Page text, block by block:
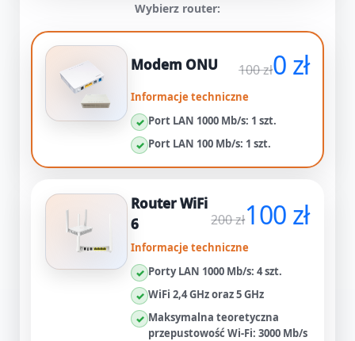
Wybierz router:
Modem ONU 100 zł0 zł
Informacje techniczne
✓ Port LAN 1000 Mb/s: 1 szt.
✓ Port LAN 100 Mb/s: 1 szt.
Router WiFi
6
200 zł100 zł
Informacje techniczne
✓ Porty LAN 1000 Mb/s: 4 szt.
✓ WiFi 2,4 GHz oraz 5 GHz
✓ Maksymalna teoretyczna
przepustowość Wi‑Fi: 3000 Mb/s